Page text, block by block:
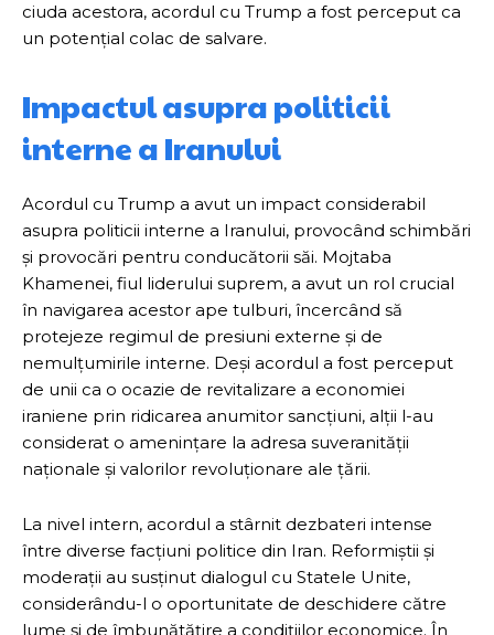
ciuda acestora, acordul cu Trump a fost perceput ca
un potențial colac de salvare.
Impactul asupra politicii
interne a Iranului
Acordul cu Trump a avut un impact considerabil
asupra politicii interne a Iranului, provocând schimbări
și provocări pentru conducătorii săi. Mojtaba
Khamenei, fiul liderului suprem, a avut un rol crucial
în navigarea acestor ape tulburi, încercând să
protejeze regimul de presiuni externe și de
nemulțumirile interne. Deși acordul a fost perceput
de unii ca o ocazie de revitalizare a economiei
iraniene prin ridicarea anumitor sancțiuni, alții l-au
considerat o amenințare la adresa suveranității
naționale și valorilor revoluționare ale țării.
La nivel intern, acordul a stârnit dezbateri intense
între diverse facțiuni politice din Iran. Reformiștii și
moderații au susținut dialogul cu Statele Unite,
considerându-l o oportunitate de deschidere către
lume și de îmbunătățire a condițiilor economice. În